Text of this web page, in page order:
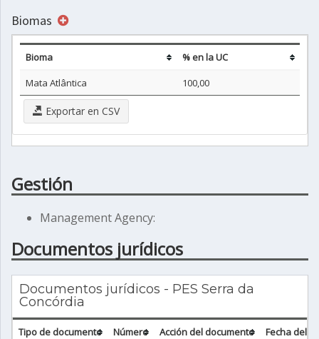
Biomas
Bioma
% en la UC
Mata Atlântica
100,00
Exportar en CSV
Gestión
Management Agency:
Documentos jurídicos
Documentos jurídicos - PES Serra da
Concórdia
Tipo de documento Número Acción del documento
Fecha del